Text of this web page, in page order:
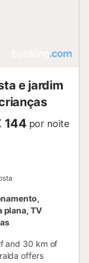
e jardim
144 por noite
plana, TV
and 30 km of
offers